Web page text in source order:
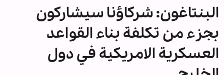
البنتاغون: شركاؤنا سيشاركون
بجزء من تكلفة بناء القواعد
العسكرية الامريكية في دول